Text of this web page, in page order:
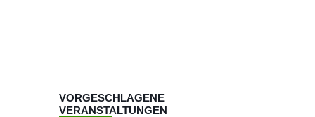
VORGESCHLAGENE
VERANSTALTUNGEN